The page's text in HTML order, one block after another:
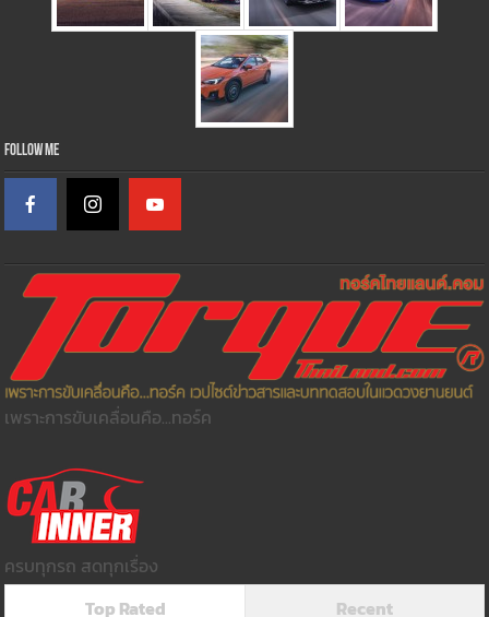
Follow Me
เพราะการขับเคลื่อนคือ...ทอร์ค
ครบทุกรถ สดทุกเรื่อง
Top Rated
Recent